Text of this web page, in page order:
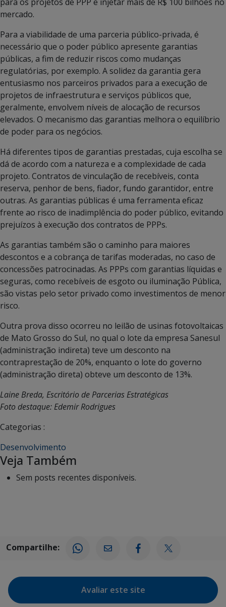
mercado.
Para a viabilidade de uma parceria público-privada, é
necessário que o poder público apresente garantias
públicas, a fim de reduzir riscos como mudanças
regulatórias, por exemplo. A solidez da garantia gera
entusiasmo nos parceiros privados para a execução de
projetos de infraestrutura e serviços públicos que,
geralmente, envolvem níveis de alocação de recursos
elevados. O mecanismo das garantias melhora o equilíbrio
de poder para os negócios.
Há diferentes tipos de garantias prestadas, cuja escolha se
dá de acordo com a natureza e a complexidade de cada
projeto. Contratos de vinculação de recebíveis, conta
reserva, penhor de bens, fiador, fundo garantidor, entre
outras. As garantias públicas é uma ferramenta eficaz
frente ao risco de inadimplência do poder público, evitando
prejuízos à execução dos contratos de PPPs.
As garantias também são o caminho para maiores
descontos e a cobrança de tarifas moderadas, no caso de
concessões patrocinadas. As PPPs com garantias líquidas e
seguras, como recebíveis de esgoto ou iluminação Pública,
são vistas pelo setor privado como investimentos de menor
risco.
Outra prova disso ocorreu no leilão de usinas fotovoltaicas
de Mato Grosso do Sul, no qual o lote da empresa Sanesul
(administração indireta) teve um desconto na
contraprestação de 20%, enquanto o lote do governo
(administração direta) obteve um desconto de 13%.
Laine Breda, Escritório de Parcerias Estratégicas
Foto destaque: Edemir Rodrigues
Categorias :
Desenvolvimento
Veja Também
Sem posts recentes disponíveis.
Compartilhe:
Avaliar este site